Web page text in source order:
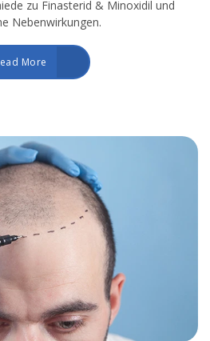
zu Finasterid & Minoxidil und
Nebenwirkungen.
More